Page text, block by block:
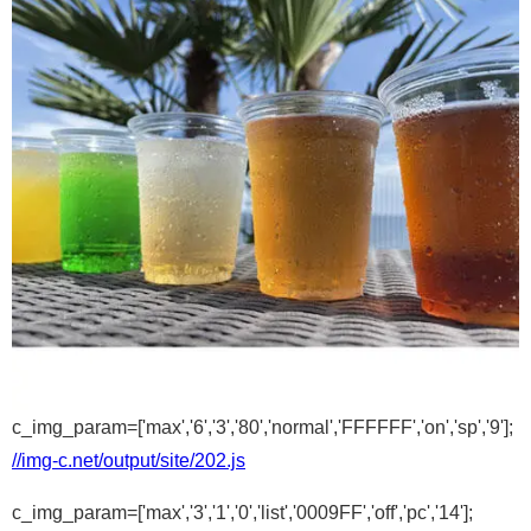
c_img_param=['max','6','3','80','normal','FFFFFF','on','sp','9'];
//img-c.net/output/site/202.js
c_img_param=['max','3','1','0','list','0009FF','off','pc','14'];